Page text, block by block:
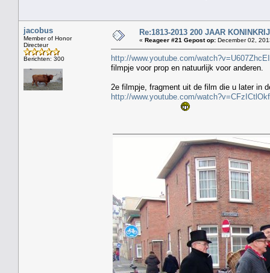
jacobus
Member of Honor
Directeur
Berichten: 300
Re:1813-2013 200 JAAR
« Reageer #21 Gepost op: December 02,
http://www.youtube.com/
filmpje voor prop en natuurlijk voor anderen.
2e filmpje, fragment uit de film die u later in
http://www.youtube.com/